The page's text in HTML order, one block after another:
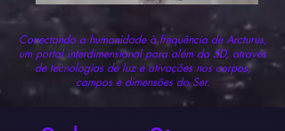
Conectando a humanidade à frequência de Arcturus,
um portal interdimensional para além da 5D, através
de tecnologias de luz e ativações nos corpos,
campos e dimensões do Ser.